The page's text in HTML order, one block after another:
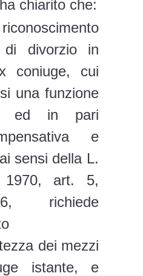
chiarito che:
di divorzio in
coniuge, cui
una funzione
ed in pari
e
sensi della L.
art. 5,
richiede
dei mezzi
istante, e